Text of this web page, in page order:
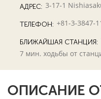
АДРЕС: 3-17-1
ТЕЛЕФОН: +81-3-3847-
БЛИЖАЙШАЯ СТАНЦИЯ:
7 мин. ходьбы от
ОПИСАНИЕ